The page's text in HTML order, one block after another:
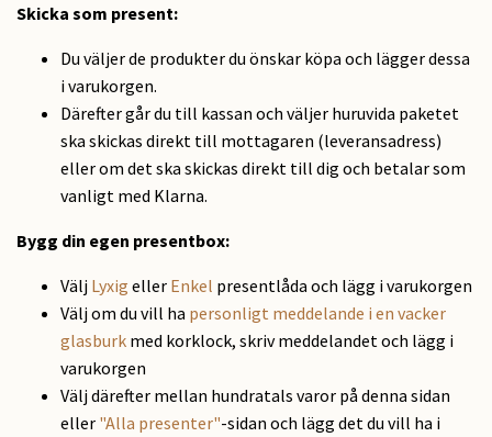
Skicka som present:
Du väljer de produkter du önskar köpa och lägger dessa
i varukorgen.
Därefter går du till kassan och väljer huruvida paketet
ska skickas direkt till mottagaren (leveransadress)
eller om det ska skickas direkt till dig och betalar som
vanligt med Klarna.
Bygg din egen presentbox:
Välj Lyxig eller Enkel presentlåda och lägg i varukorgen
Välj om du vill ha personligt meddelande i en vacker
glasburk med korklock, skriv meddelandet och lägg i
varukorgen
Välj därefter mellan hundratals varor på denna sidan
eller "Alla presenter"-sidan och lägg det du vill ha i